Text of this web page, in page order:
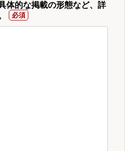
体的な掲載の形態など、詳